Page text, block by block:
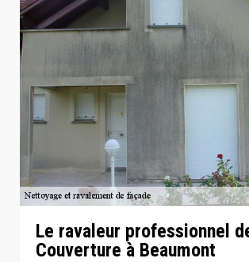
Le ravaleur professionnel
Couverture à Beaumont